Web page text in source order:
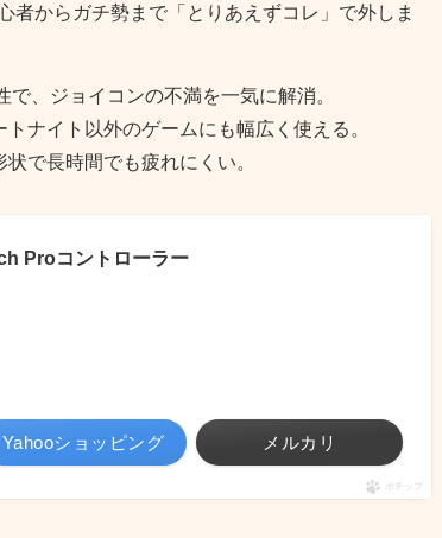
からガチ勢まで「とりあえずコレ」で外しま
、ジョイコンの不満を一気に解消。
トナイト以外のゲームにも幅広く使える。
で長時間でも疲れにくい。
Proコントローラー
Yahooショッピング メルカリ
ポチップ